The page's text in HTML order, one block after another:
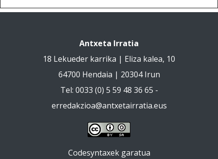
Antxeta Irratia
18 Lekueder karrika | Eliza kalea, 10
64700 Hendaia | 20304 Irun
Tel: 0033 (0) 5 59 48 36 65 -
erredakzioa@antxetairratia.eus
Codesyntaxek garatua